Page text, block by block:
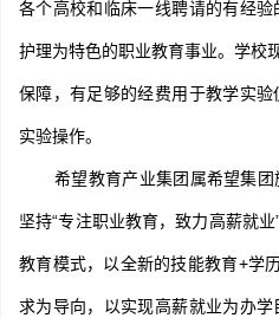
各个高校和临床一线聘请的有经
护理为特色的职业教育事业。学校
保障，有足够的经费用于教学实
实验操作。
希望教育产业集团属希望集团
坚持“专注职业教育，致力高薪就
教育模式，以全新的技能教育+学
求为导向，以实现高薪就业为办